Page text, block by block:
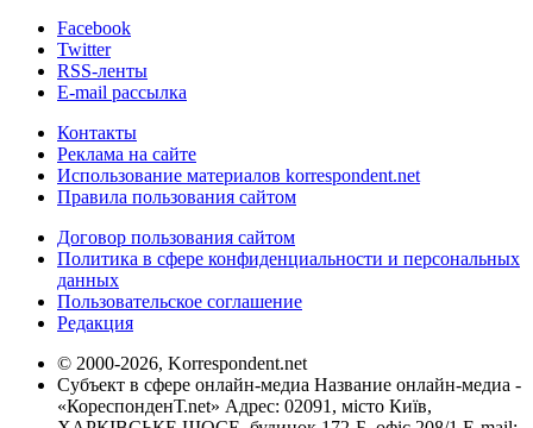
Facebook
Twitter
RSS-ленты
E-mail рассылка
Контакты
Реклама на сайте
Использование материалов korrespondent.net
Правила пользования сайтом
Договор пользования сайтом
Политика в сфере конфиденциальности и персональных
данных
Пользовательское соглашение
Редакция
© 2000-2026, Korrespondent.net
Субъект в сфере онлайн-медиа Название онлайн-медиа -
«КореспонденТ.net» Адрес: 02091, місто Київ,